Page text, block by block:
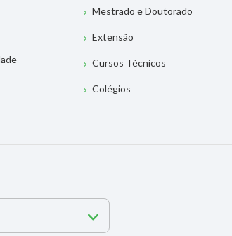
Mestrado e Doutorado
Extensão
Cursos Técnicos
Colégios